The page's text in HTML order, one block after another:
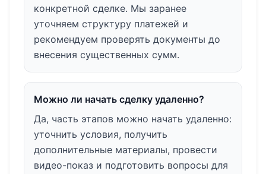
конкретной сделке. Мы заранее
уточняем структуру платежей и
рекомендуем проверять документы до
внесения существенных сумм.
Можно ли начать сделку удаленно?
Да, часть этапов можно начать удаленно:
уточнить условия, получить
дополнительные материалы, провести
видео-показ и подготовить вопросы для